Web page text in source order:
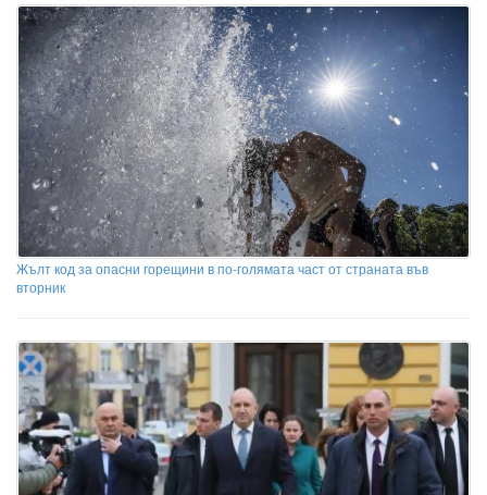
Жълт код за опасни горещини в по-голямата част от страната във
вторник